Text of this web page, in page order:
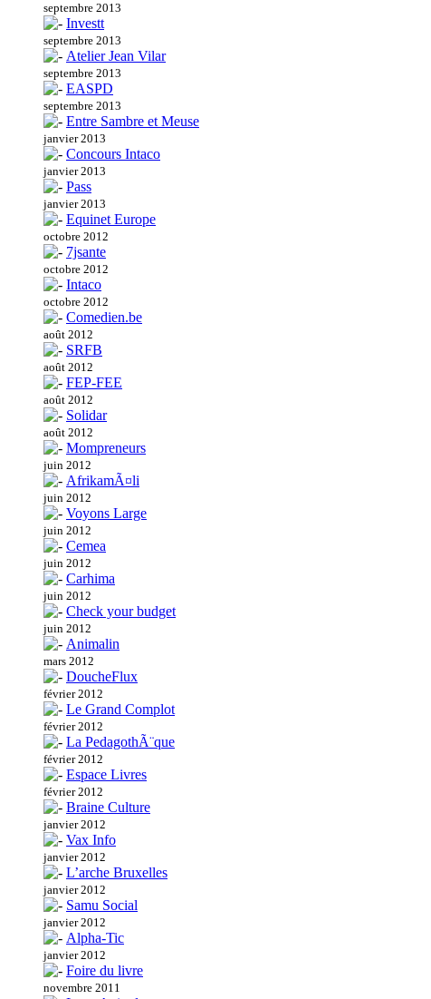
septembre 2013
Investt
septembre 2013
Atelier Jean Vilar
septembre 2013
EASPD
septembre 2013
Entre Sambre et Meuse
janvier 2013
Concours Intaco
janvier 2013
Pass
janvier 2013
Equinet Europe
octobre 2012
7jsante
octobre 2012
Intaco
octobre 2012
Comedien.be
août 2012
SRFB
août 2012
FEP-FEE
août 2012
Solidar
août 2012
Mompreneurs
juin 2012
AfrikamÃ¤li
juin 2012
Voyons Large
juin 2012
Cemea
juin 2012
Carhima
juin 2012
Check your budget
juin 2012
Animalin
mars 2012
DoucheFlux
février 2012
Le Grand Complot
février 2012
La PedagothÃ¨que
février 2012
Espace Livres
février 2012
Braine Culture
janvier 2012
Vax Info
janvier 2012
L’arche Bruxelles
janvier 2012
Samu Social
janvier 2012
Alpha-Tic
janvier 2012
Foire du livre
novembre 2011